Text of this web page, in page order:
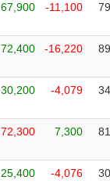
67,900 -11,100
72,400 -16,220
30,200 -4,079
72,300 7,300
25,400 -4,076